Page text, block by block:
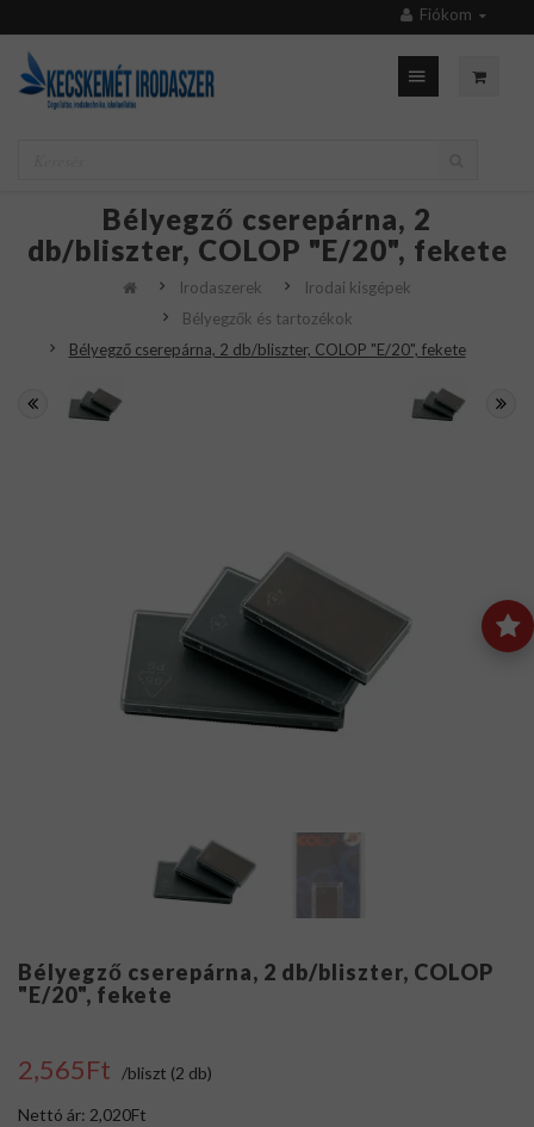
Fiókom
Bélyegző cserepárna, 2
db/bliszter, COLOP "E/20", fekete
Irodaszerek
Irodai kisgépek
Bélyegzők és tartozékok
Bélyegző cserepárna, 2 db/bliszter, COLOP "E/20", fekete
Bélyegző cserepárna, 2 db/bliszter, COLOP
"E/20", fekete
2,565Ft /bliszt (2 db)
Nettó ár: 2,020Ft